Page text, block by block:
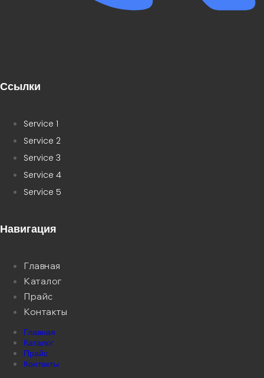
Ссылки
Service 1
Service 2
Service 3
Service 4
Service 5
Навигация
Главная
Каталог
Прайс
Контакты
Главная
Каталог
Прайс
Контакты